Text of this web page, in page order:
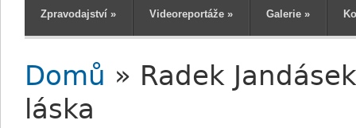
Zpravodajství » Videoreportáže » Galerie »
Jste zde
Domů » Radek
láska